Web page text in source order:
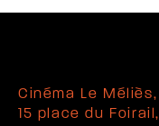
Cinéma Le Méliès,
15 place du Foirail,